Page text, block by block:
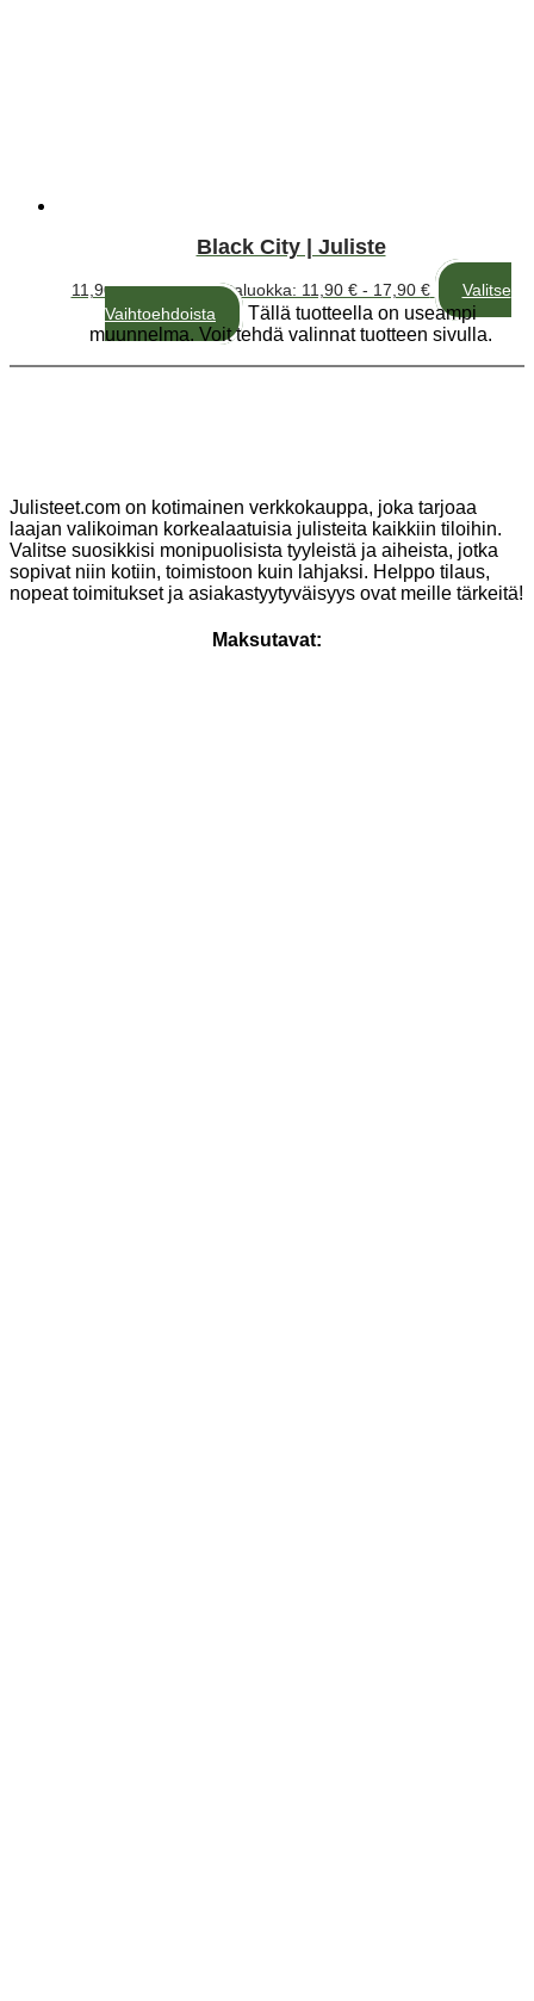
Black City | Juliste
11,90€ – 17,90€Hintaluokka: 11,90 € - 17,90 €
Valitse
Vaihtoehdoista
Tällä tuotteella on useampi
muunnelma. Voit tehdä valinnat tuotteen sivulla.
Julisteet.com on kotimainen verkkokauppa, joka tarjoaa
laajan valikoiman korkealaatuisia julisteita kaikkiin tiloihin.
Valitse suosikkisi monipuolisista tyyleistä ja aiheista, jotka
sopivat niin kotiin, toimistoon kuin lahjaksi. Helppo tilaus,
nopeat toimitukset ja asiakastyytyväisyys ovat meille tärkeitä!
Maksutavat: